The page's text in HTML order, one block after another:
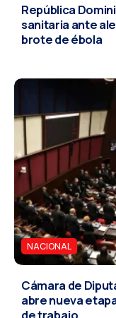
República
sanitaria ante
brote de ébola
NACIONAL
Cámara de
abre nueva